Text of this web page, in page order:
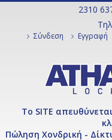
2310
Σύνδεση Εγγραφή
Το SITE
Πώληση Χονδρική -